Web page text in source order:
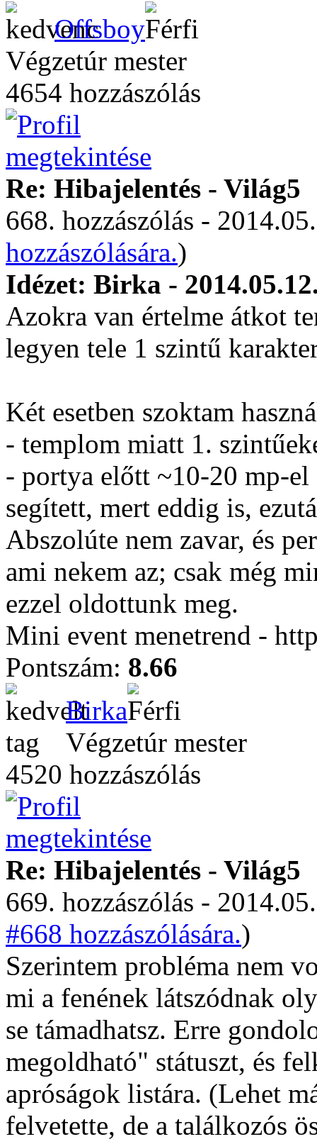
Offsboy
Végzetúr mester
4654 hozzászólás
Re: Hibajelentés - Világ5
668. hozzászólás -
hozzászólására.)
Idézet: Birka -
Azokra van értelme átkot
legyen tele 1 szintű
Két esetben szoktam
- templom miatt 1.
- portya előtt ~10-20 mp-el
segített, mert eddig is,
Abszolúte nem zavar, és
ami nekem az; csak még
ezzel oldottunk meg.
Mini event menetrend -
Pontszám: 8.66
Birka
Végzetúr mester
4520 hozzászólás
Re: Hibajelentés - Világ5
669. hozzászólás -
#668 hozzászólására.)
Szerintem probléma nem
mi a fenének látszódnak
se támadhatsz. Erre
megoldható" státuszt, és
apróságok listára. (Lehet
felvetette, de a találkozós